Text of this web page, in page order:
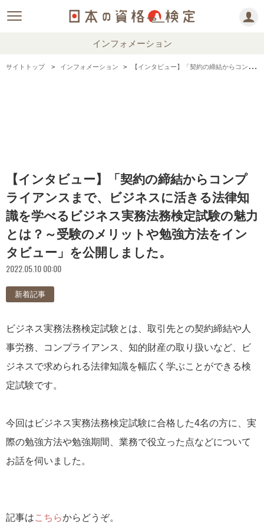
インフォメーション
サイトトップ インフォメーション 【インタビュー】「契約の締結からコンプライアンスまで、ビジネスに活きる法律知識を学べるビジネス実務法務検定試験の魅力とは？～受験のメリットや勉強方法をインタビュー」を公開しました。
【インタビュー】「契約の締結からコンプ
ライアンスまで、ビジネスに活きる法律知
識を学べるビジネス実務法務検定試験の魅力
とは？～受験のメリットや勉強方法をイン
タビュー」を公開しました。
2022.05.10 00:00
新着記事
ビジネス実務法務検定試験とは、取引先との契約締結や人
事労務、コンプライアンス、知的財産の取り扱いなど、ビ
ジネスで求められる法律知識を幅広く学ぶことができる検
定試験です。
今回はビジネス実務法務検定試験に合格した4名の方に、実
際の勉強方法や勉強期間、業務で役立った点などについて
お話を伺いました。
記事はこちらからどうぞ。